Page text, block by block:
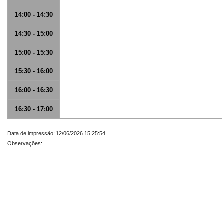
14:00 - 14:30
14:30 - 15:00
15:00 - 15:30
15:30 - 16:00
16:00 - 16:30
16:30 - 17:00
Data de impressão: 12/06/2026 15:25:54
Observações: